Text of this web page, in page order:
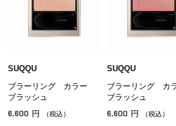
SUQQU
ブラーリング カラー
ブラッシュ
6,600 円 （税込）
SUQQU
ブラーリング
ブラッシュ
6,600 円 （税込）